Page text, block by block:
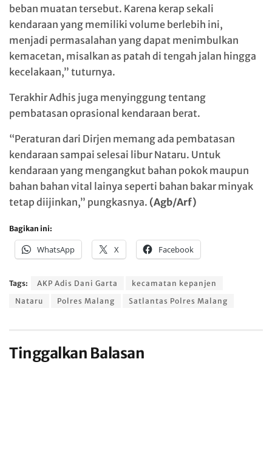
beban muatan tersebut. Karena kerap sekali
kendaraan yang memiliki volume berlebih ini,
menjadi permasalahan yang dapat menimbulkan
kemacetan, misalkan as patah di tengah jalan hingga
kecelakaan,” tuturnya.
Terakhir Adhis juga menyinggung tentang
pembatasan oprasional kendaraan berat.
“Peraturan dari Dirjen memang ada pembatasan
kendaraan sampai selesai libur Nataru. Untuk
kendaraan yang mengangkut bahan pokok maupun
bahan bahan vital lainya seperti bahan bakar minyak
tetap diijinkan,” pungkasnya. (Agb/Arf)
Bagikan ini:
WhatsApp X Facebook
Tags: AKP Adis Dani Garta
kecamatan kepanjen
Nataru
Polres Malang Satlantas Polres Malang
Tinggalkan Balasan